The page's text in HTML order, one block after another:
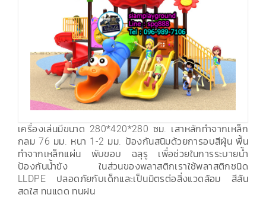
เครื่องเล่นมีขนาด 280*420*280 ซม. เสาหลักทำจากเหล็ก
กลม 76 มม. หนา 1-2 มม. ป้องกันสนิมด้วยการอบสีฝุ่น พื้น
ทำจากเหล็กแผ่น พับขอบ ฉลุรู เพื่อช่วยในการระบายน้ำ
ป้องกันน้ำขัง ในส่วนของพลาสติกเราใช้พลาสติกชนิด
LLDPE ปลอดภัยกับเด็กและเป็นมิตรต่อสิ่งแวดล้อม สีสัน
สดใส ทนแดด ทนฝน